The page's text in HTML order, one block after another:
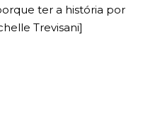
ter a história por
Trevisani]